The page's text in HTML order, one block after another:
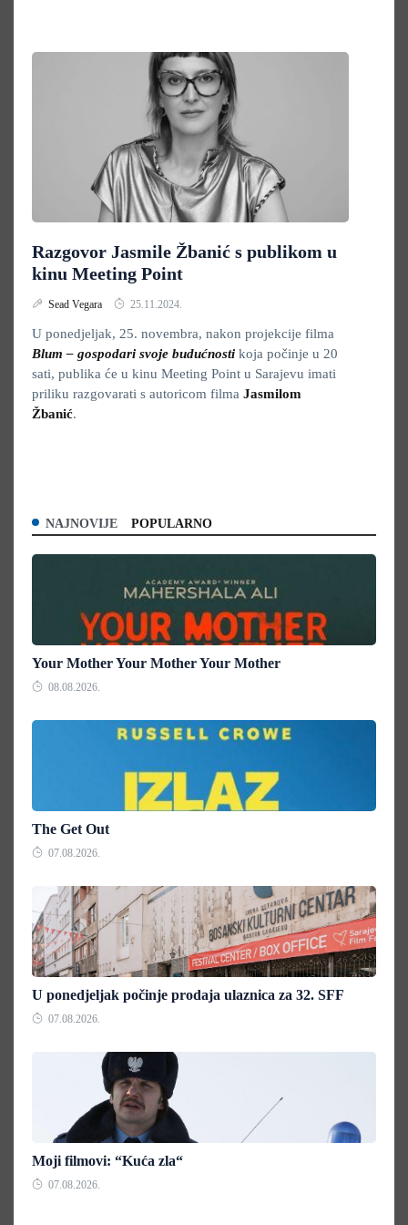
Razgovor Jasmile Žbanić s publikom u
kinu Meeting Point
Sead Vegara 25.11.2024.
U ponedjeljak, 25. novembra, nakon projekcije filma
Blum – gospodari svoje budućnosti koja počinje u 20
sati, publika će u kinu Meeting Point u Sarajevu imati
priliku razgovarati s autoricom filma Jasmilom
Žbanić.
NAJNOVIJE POPULARNO
Your Mother Your Mother Your Mother
08.08.2026.
The Get Out
07.08.2026.
U ponedjeljak počinje prodaja ulaznica za 32. SFF
07.08.2026.
Moji filmovi: “Kuća zla“
07.08.2026.